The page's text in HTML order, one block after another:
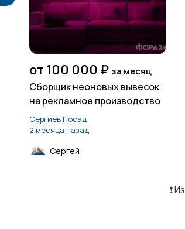
от 100 000 ₽ за месяц
Сборщик неоновых вывесок
на рекламное производство
Сергиев Посад
2 месяца назад
Сергей
❗️